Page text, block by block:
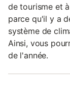
de tourisme et
parce qu'il y a
système de
Ainsi, vous
de l'année.